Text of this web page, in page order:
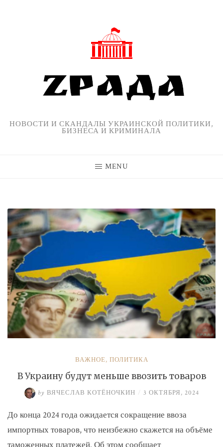
НОВОСТИ И СКАНДАЛЫ УКРАИНСКОЙ ПОЛИТИКИ,
БИЗНЕСА И КРИМИНАЛА
MENU
ВАЖНОЕ, ПОЛИТИКА
В Украину будут меньше ввозить товаров
by ВЯЧЕСЛАВ КОТЁНОЧКИН / 3 ОКТЯБРЯ, 2024
До конца 2024 года ожидается сокращение ввоза
импортных товаров, что неизбежно скажется на объёме